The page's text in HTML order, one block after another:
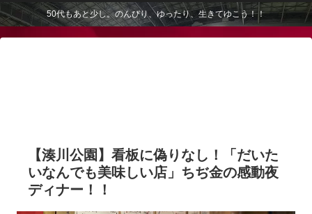
50代もあと少し。のんびり、ゆったり、生きてゆこう！！
【湊川公園】看板に偽りなし！「だいた
いなんでも美味しい店」ちぢ金の感動夜
ディナー！！